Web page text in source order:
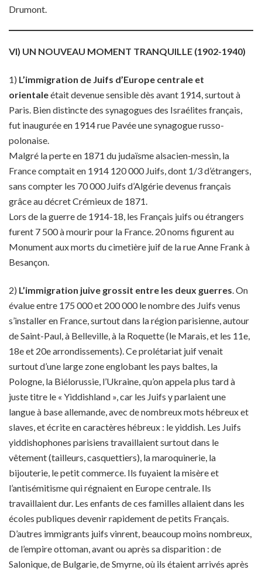
Drumont.
VI) UN NOUVEAU MOMENT TRANQUILLE (1902-1940)
1) L’immigration de Juifs d’Europe centrale et
orientaleétait devenue sensible dès avant 1914, surtout à
Paris. Bien distincte des synagogues des Israélites français,
fut inaugurée en 1914 rue Pavée une synagogue russo-
polonaise.
Malgré la perte en 1871 du judaïsme alsacien-messin, la
France comptait en 1914 120 000 Juifs, dont 1/3 d’étrangers,
sans compter les 70 000 Juifs d’Algérie devenus français
grâce au décret Crémieux de 1871.
Lors de la guerre de 1914-18, les Français juifs ou étrangers
furent 7 500 à mourir pour la France. 20 noms figurent au
Monument aux morts du cimetière juif de la rue Anne Frank à
Besançon.
2) L’immigration juive grossit entre les deux guerres. On
évalue entre 175 000 et 200 000 le nombre des Juifs venus
s’installer en France, surtout dans la région parisienne, autour
de Saint-Paul, à Belleville, à la Roquette (le Marais, et les 11e,
18e et 20e arrondissements). Ce prolétariat juif venait
surtout d’une large zone englobant les pays baltes, la
Pologne, la Biélorussie, l’Ukraine, qu’on appela plus tard à
juste titre le « Yiddishland », car les Juifs y parlaient une
langue à base allemande, avec de nombreux mots hébreux et
slaves, et écrite en caractères hébreux : le yiddish. Les Juifs
yiddishophones parisiens travaillaient surtout dans le
vêtement (tailleurs, casquettiers), la maroquinerie, la
bijouterie, le petit commerce. Ils fuyaient la misère et
l’antisémitisme qui régnaient en Europe centrale. Ils
travaillaient dur. Les enfants de ces familles allaient dans les
écoles publiques devenir rapidement de petits Français.
D’autres immigrants juifs vinrent, beaucoup moins nombreux,
de l’empire ottoman, avant ou après sa disparition : de
Salonique, de Bulgarie, de Smyrne, où ils étaient arrivés après